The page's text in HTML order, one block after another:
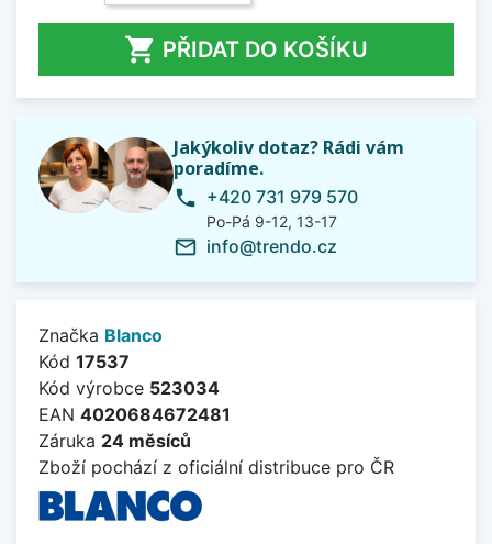
 PŘIDAT DO KOŠÍKU
Jakýkoliv dotaz? Rádi vám
poradíme.
phone +420 731 979 570
Po-Pá 9-12, 13-17
mail_outline info@trendo.cz
Značka Blanco
Kód 17537
Kód výrobce 523034
EAN 4020684672481
Záruka 24 měsíců
Zboží pochází z oficiální distribuce pro ČR